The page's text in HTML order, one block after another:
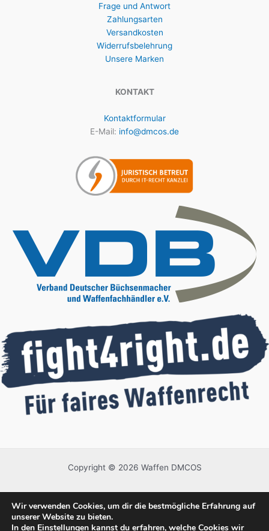
Frage und Antwort
Zahlungsarten
Versandkosten
Widerrufsbelehrung
Unsere Marken
KONTAKT
Kontaktformular
E-Mail: info@dmcos.de
Copyright © 2026 Waffen DMCOS
Alle Preise inkl. der gesetzlichen MwSt.
Wir verwenden Cookies, um dir die bestmögliche Erfahrung auf
unserer Website zu bieten.
In den Einstellungen kannst du erfahren, welche Cookies wir